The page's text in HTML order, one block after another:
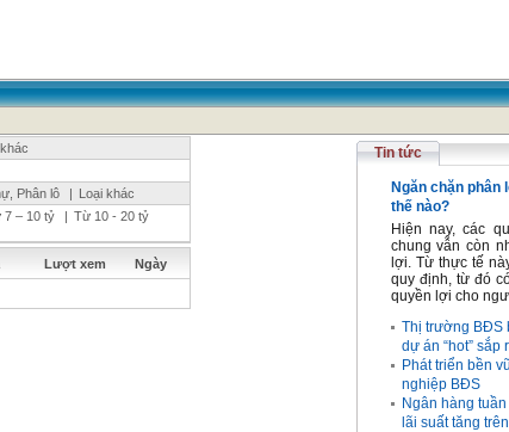
Phân lô | Loại khác
7 – 10 tỷ | Từ 10 - 20 tỷ
Lượt xem Ngày
Tin tức
Ngăn chặn
thế nào?
Hiện nay, các
chung vẫn còn
lợi. Từ thực tế
quy định, từ đó
quyền lợi cho
Thị trường BĐS
dự án “hot” sắp
Phát triển bền
nghiệp BĐS
Ngân hàng
lãi suất tăng